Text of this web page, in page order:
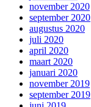
november 2020
september 2020
augustus 2020
juli 2020
april 2020
maart 2020
januari 2020
november 2019
september 2019